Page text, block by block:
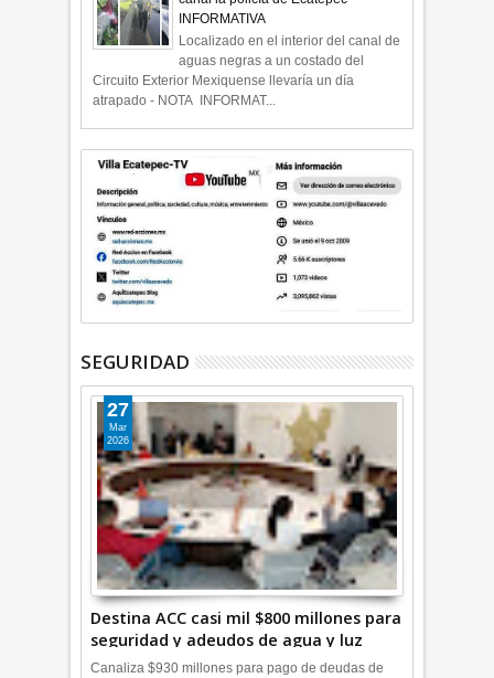
INFORMATIVA
Localizado en el interior del canal de
aguas negras a un costado del
Circuito Exterior Mexiquense llevaría un día
atrapado - NOTA INFORMAT...
SEGURIDAD
Destina ACC casi mil $800 millones para
seguridad y adeudos de agua y luz
+Video
27
Mar
2026
Canaliza $930 millones para pago de deudas de